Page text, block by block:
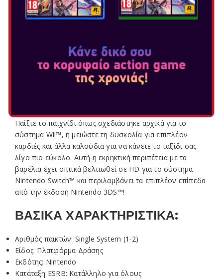
Επιλογή Έκδοσης:
Island! Βοηθήστε τον Donkey Kong και τον Diddy Kong
να ανακτήσουν το πολύτιμο απόθεμα μπανάνας τους
από την κακόβουλη φυλή Tiki Tak! Πατήστε εχθρούς,
περάστε μέσα από βαρέλια, οδηγήστε πυραύλους και
Παίξτε το παιχνίδι όπως σχεδιάστηκε αρχικά για το
σύστημα Wii™, ή μειώστε τη δυσκολία για επιπλέον
καρδιές και άλλα καλούδια για να κάνετε το ταξίδι σας
λίγο πιο εύκολο. Αυτή η εκρηκτική περιπέτεια με τα
βαρέλια έχει οπτικά βελτιωθεί σε HD για το σύστημα
Nintendo Switch™ και περιλαμβάνει τα επιπλέον επίπεδα
από την έκδοση Nintendo 3DS™!
ΒΑΣΙΚΑ ΧΑΡΑΚΤΗΡΙΣΤΙΚΑ:
Αριθμός παικτών: Single System (1-2)
Είδος: Πλατφόρμα Δράσης
Εκδότης: Nintendo
Κατάταξη ESRB: Κατάλληλο για όλους